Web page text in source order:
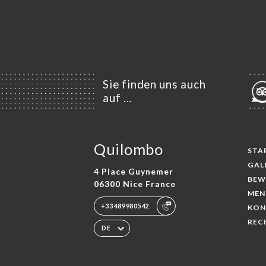
Sie finden uns auch
auf …
Quilombo
4 Place Guynemer
06300 Nice France
+33489980542
DE